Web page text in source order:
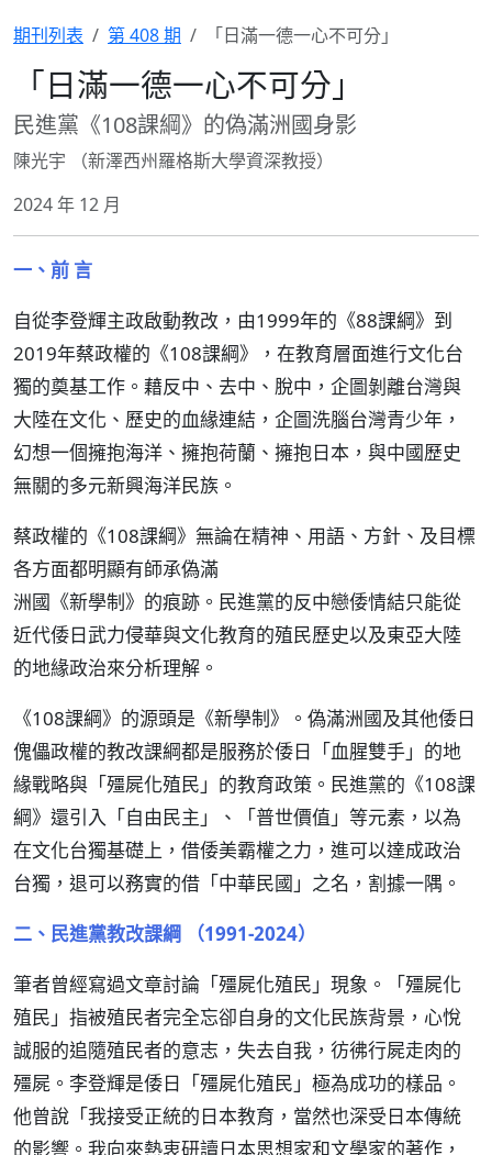
期刊列表 第 408 期 「日滿一德一心不可分」
「日滿一德一心不可分」
民進黨《108課綱》的偽滿洲國身影
陳光宇 （新澤西州羅格斯大學資深教授）
2024 年 12 月
一、前 言
自從李登輝主政啟動教改，由1999年的《88課綱》到
2019年蔡政權的《108課綱》，在教育層面進行文化台
獨的奠基工作。藉反中、去中、脫中，企圖剝離台灣與
大陸在文化、歷史的血緣連結，企圖洗腦台灣青少年，
幻想一個擁抱海洋、擁抱荷蘭、擁抱日本，與中國歷史
無關的多元新興海洋民族。
蔡政權的《108課綱》無論在精神、用語、方針、及目標
各方面都明顯有師承偽滿
洲國《新學制》的痕跡。民進黨的反中戀倭情結只能從
近代倭日武力侵華與文化教育的殖民歷史以及東亞大陸
的地緣政治來分析理解。
《108課綱》的源頭是《新學制》。偽滿洲國及其他倭日
傀儡政權的教改課綱都是服務於倭日「血腥雙手」的地
緣戰略與「殭屍化殖民」的教育政策。民進黨的《108課
綱》還引入「自由民主」、「普世價值」等元素，以為
在文化台獨基礎上，借倭美霸權之力，進可以達成政治
台獨，退可以務實的借「中華民國」之名，割據一隅。
二、民進黨教改課綱 （1991-2024）
筆者曾經寫過文章討論「殭屍化殖民」現象。「殭屍化
殖民」指被殖民者完全忘卻自身的文化民族背景，心悅
誠服的追隨殖民者的意志，失去自我，彷彿行屍走肉的
殭屍。李登輝是倭日「殭屍化殖民」極為成功的樣品。
他曾說「我接受正統的日本教育，當然也深受日本傳統
的影響。我向來熱衷研讀日本思想家和文學家的著作，